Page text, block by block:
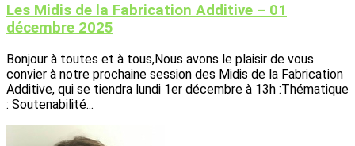
Les Midis de la Fabrication Additive – 01
décembre 2025
Bonjour à toutes et à tous,Nous avons le plaisir de vous
convier à notre prochaine session des Midis de la Fabrication
Additive, qui se tiendra lundi 1er décembre à 13h :Thématique
: Soutenabilité...